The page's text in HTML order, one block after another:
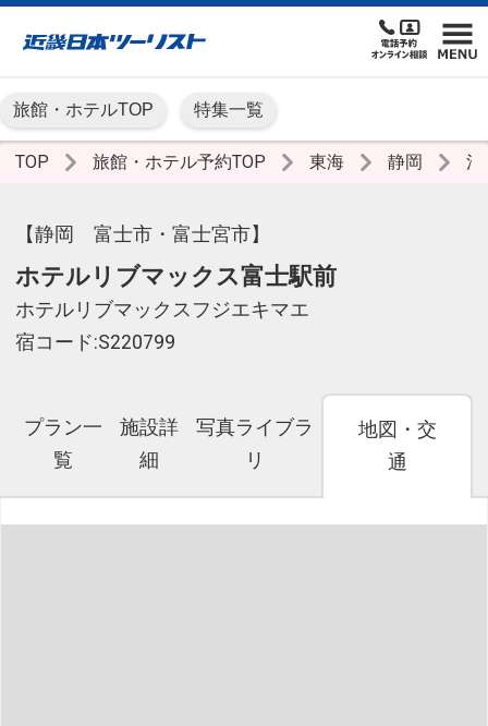
旅館・ホテルTOP 特集一覧
TOP 旅館・ホテル予約TOP 東海 静岡 沼
【静岡 富士市・富士宮市】
ホテルリブマックス富士駅前
ホテルリブマックスフジエキマエ
宿コード:S220799
プラン一
覧
施設詳
細
写真ライブラ
リ
地図・交
通